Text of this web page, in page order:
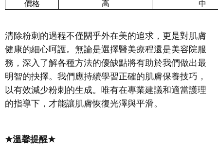
價格
高 中
清除粉刺的過程不僅關乎外在美的追求，更是對肌膚
健康的細心呵護。無論是選擇醫美療程還是美容院服
務，深入了解各種方法的優缺點將有助於我們做出最
明智的抉擇。我們應持續學習正確的肌膚保養技巧，
以有效減少粉刺的生成。唯有在專業建議和適當護理
的指導下，才能讓肌膚恢復光澤與平滑。
★溫馨提醒★